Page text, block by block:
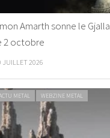
Amarth sonne le
2 octobre
JUILLET 2026
METAL WEBZINE METAL